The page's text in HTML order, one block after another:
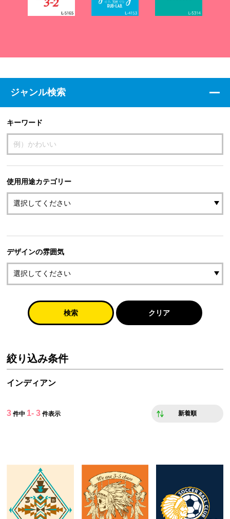
ジャンル検索
キーワード
使用用途カテゴリー
デザインの雰囲気
検索 クリア
絞り込み条件
インディアン
3 件中 1- 3 件表示 新着順